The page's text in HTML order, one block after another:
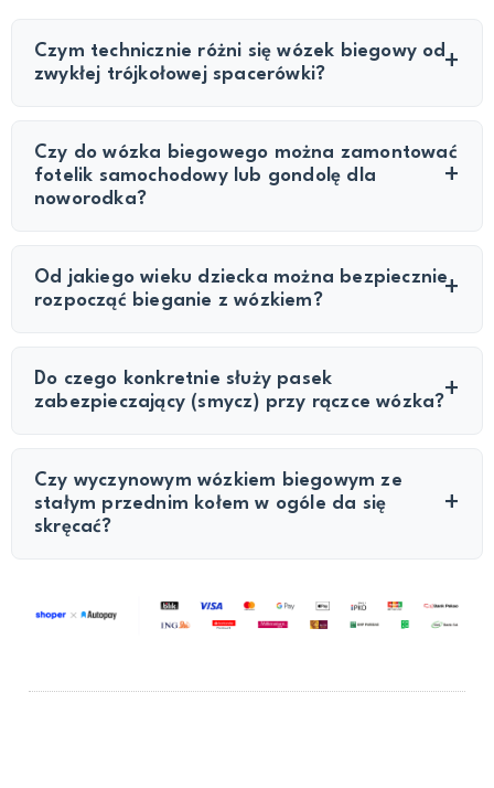
Czym technicznie różni się wózek biegowy od
zwykłej trójkołowej spacerówki?
Czy do wózka biegowego można zamontować
fotelik samochodowy lub gondolę dla
noworodka?
Od jakiego wieku dziecka można bezpiecznie
rozpocząć bieganie z wózkiem?
Do czego konkretnie służy pasek
zabezpieczający (smycz) przy rączce wózka?
Czy wyczynowym wózkiem biegowym ze
stałym przednim kołem w ogóle da się
skręcać?